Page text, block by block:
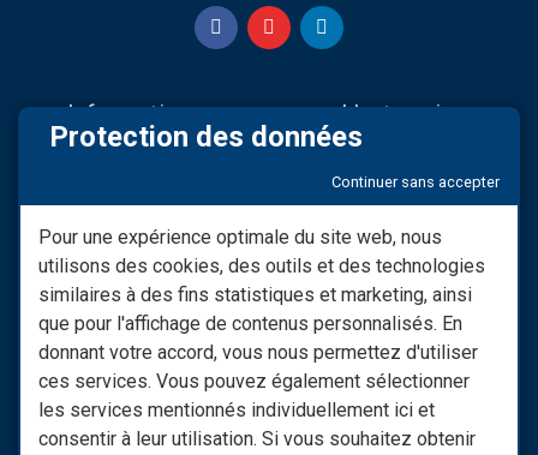
Informations
Modifier consentement RGPD
Conditions générales de
vente
Les Moyens De Paiement
Nous Contacter
Retrouvez notre site spécial
L'entreprise
Qui Sommes-nous
Infos LIVRAISON
Besoin d'informations ?
Protection des données
Continuer sans accepter
Pour une expérience optimale du site web, nous
utilisons des cookies, des outils et des technologies
similaires à des fins statistiques et marketing, ainsi
que pour l'affichage de contenus personnalisés. En
donnant votre accord, vous nous permettez d'utiliser
ces services. Vous pouvez également sélectionner
les services mentionnés individuellement ici et
consentir à leur utilisation. Si vous souhaitez obtenir